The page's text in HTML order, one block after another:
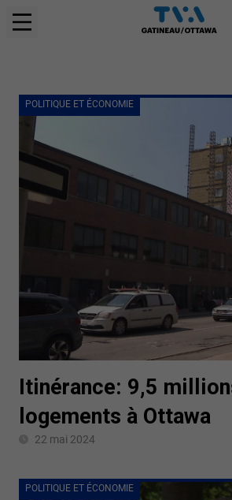
POLITIQUE ET ÉCONOMIE
Itinérance: 9,5
logements à Ottawa
22 mai 2024
POLITIQUE ET ÉCONOMIE